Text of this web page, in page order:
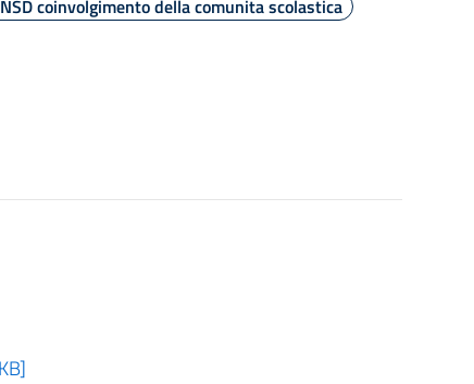
coinvolgimento della comunita scolastica